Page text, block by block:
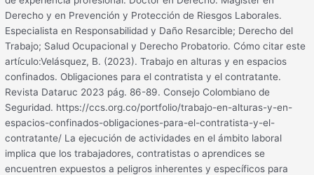
Derecho y en Prevención y Protección de Riesgos Laborales.
Especialista en Responsabilidad y Daño Resarcible; Derecho del
Trabajo; Salud Ocupacional y Derecho Probatorio. Cómo citar este
artículo:Velásquez, B. (2023). Trabajo en alturas y en espacios
confinados. Obligaciones para el contratista y el contratante.
Revista Dataruc 2023 pág. 86-89. Consejo Colombiano de
Seguridad. https://ccs.org.co/portfolio/trabajo-en-alturas-y-en-
espacios-confinados-obligaciones-para-el-contratista-y-el-
contratante/ La ejecución de actividades en el ámbito laboral
implica que los trabajadores, contratistas o aprendices se
encuentren expuestos a peligros inherentes y específicos para